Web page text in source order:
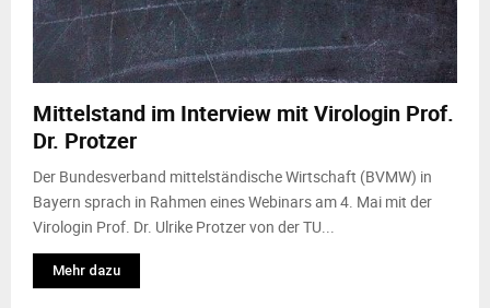
Mittelstand im Interview mit Virologin Prof.
Dr. Protzer
Der Bundesverband mittelständische Wirtschaft (BVMW) in
Bayern sprach in Rahmen eines Webinars am 4. Mai mit der
Virologin Prof. Dr. Ulrike Protzer von der TU...
Mehr dazu